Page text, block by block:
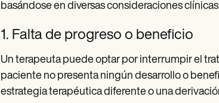
basándose en diversas consideraciones clínicas
1. Falta de progreso o beneficio
Un terapeuta puede optar por interrumpir el
paciente no presenta ningún desarrollo o
estrategia terapéutica diferente o una